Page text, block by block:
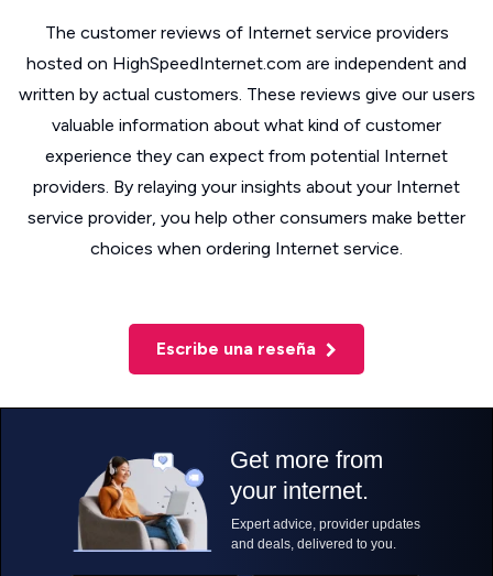
The customer reviews of Internet service providers
hosted on HighSpeedInternet.com are independent and
written by actual customers. These reviews give our users
valuable information about what kind of customer
experience they can expect from potential Internet
providers. By relaying your insights about your Internet
service provider, you help other consumers make better
choices when ordering Internet service.
Escribe una reseña